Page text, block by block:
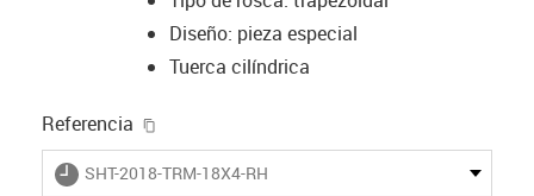
Diseño: pieza especial
Tuerca cilíndrica
Referencia
igus-icon-lieferzeit
SHT-2018-TRM-18X4-RH